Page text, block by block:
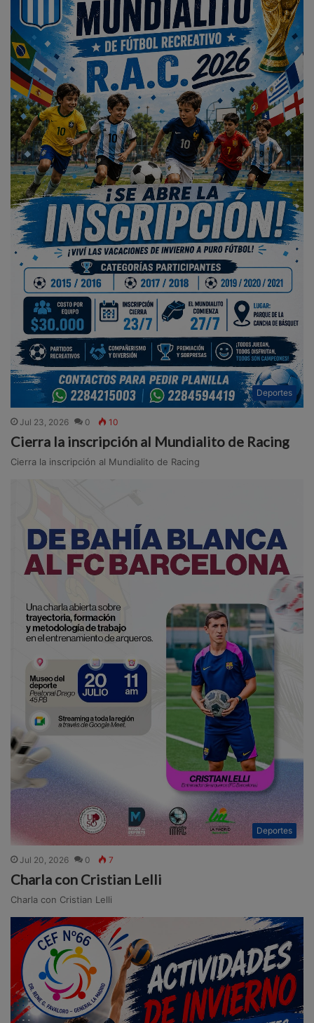
Deportes
Jul 23, 2026 0 10
Cierra la inscripción al Mundialito de Racing
Cierra la inscripción al Mundialito de Racing
Deportes
Jul 20, 2026 0 7
Charla con Cristian Lelli
Charla con Cristian Lelli